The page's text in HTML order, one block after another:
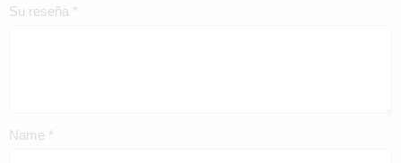
Su reseña *
Name *